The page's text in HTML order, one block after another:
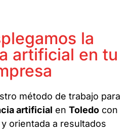
la
artificial en tu
método de trabajo para
artificial en Toledo con
orientada a resultados